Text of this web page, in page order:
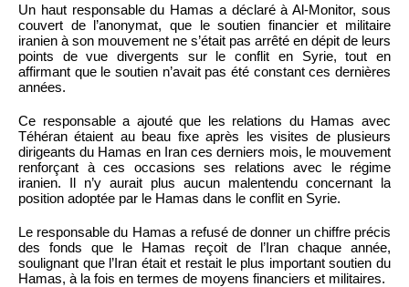
Un haut responsable du Hamas a déclaré à Al-Monitor, sous
couvert de l’anonymat, que le soutien financier et militaire
iranien à son mouvement ne s’était pas arrêté en dépit de leurs
points de vue divergents sur le conflit en Syrie, tout en
affirmant que le soutien n’avait pas été constant ces dernières
années.
Ce responsable a ajouté que les relations du Hamas avec
Téhéran étaient au beau fixe après les visites de plusieurs
dirigeants du Hamas en Iran ces derniers mois, le mouvement
renforçant à ces occasions ses relations avec le régime
iranien. Il n’y aurait plus aucun malentendu concernant la
position adoptée par le Hamas dans le conflit en Syrie.
Le responsable du Hamas a refusé de donner un chiffre précis
des fonds que le Hamas reçoit de l’Iran chaque année,
soulignant que l’Iran était et restait le plus important soutien du
Hamas, à la fois en termes de moyens financiers et militaires.